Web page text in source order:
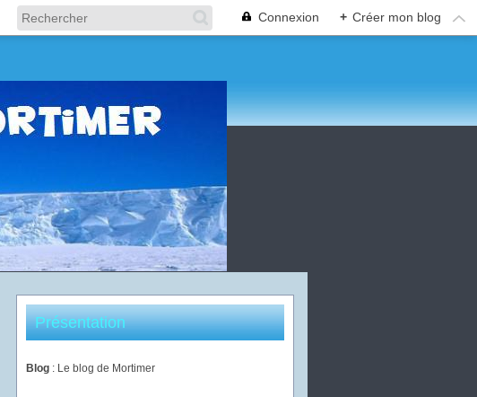
Connexion + Créer mon blog
Présentation
Blog : Le blog de Mortimer